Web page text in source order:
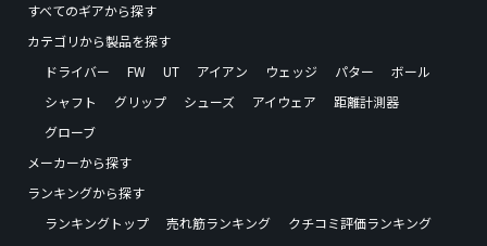
すべてのギアから探す
カテゴリから製品を探す
ドライバー
FW UT アイアン ウェッジ パター
ボール
シャフト
グリップ シューズ アイウェア
距離計測器
グローブ
メーカーから探す
ランキングから探す
ランキングトップ
売れ筋ランキング
クチコミ評価ランキング